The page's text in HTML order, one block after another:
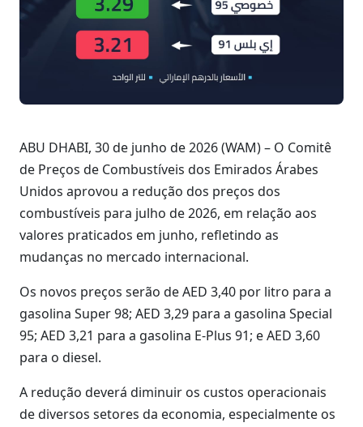
ABU DHABI, 30 de junho de 2026 (WAM) – O Comitê
de Preços de Combustíveis dos Emirados Árabes
Unidos aprovou a redução dos preços dos
combustíveis para julho de 2026, em relação aos
valores praticados em junho, refletindo as
mudanças no mercado internacional.
Os novos preços serão de AED 3,40 por litro para a
gasolina Super 98; AED 3,29 para a gasolina Special
95; AED 3,21 para a gasolina E-Plus 91; e AED 3,60
para o diesel.
A redução deverá diminuir os custos operacionais
de diversos setores da economia, especialmente os